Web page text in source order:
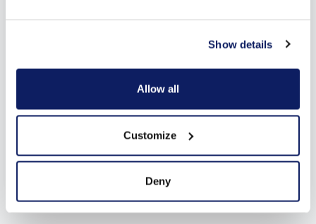
Show details
Allow all
Customize
Deny